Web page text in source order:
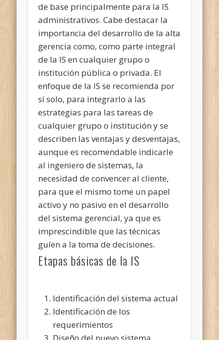
de base principalmente para la IS
administrativos. Cabe destacar la
importancia del desarrollo de la alta
gerencia como, como parte integral
de la IS en cualquier grupo o
institución pública o privada. El
enfoque de la IS se recomienda por
sí solo, para integrarlo a las
estrategias para las tareas de
cualquier grupo o institución y se
describen las ventajas y desventajas,
aunque es recomendable indicarle
al ingeniero de sistemas, la
necesidad de convencer al cliente,
para que el mismo tome un papel
activo y no pasivo en el desarrollo
del sistema gerencial, ya que es
imprescindible que las técnicas
guíen a la toma de decisiones.
Etapas básicas de la IS
Identificación del sistema actual
Identificación de los
requerimientos
Diseño del nuevo sistema